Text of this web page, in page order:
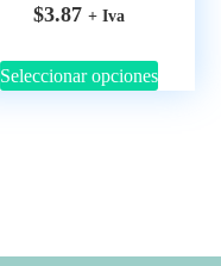
$3.87 + Iva
Seleccionar opciones